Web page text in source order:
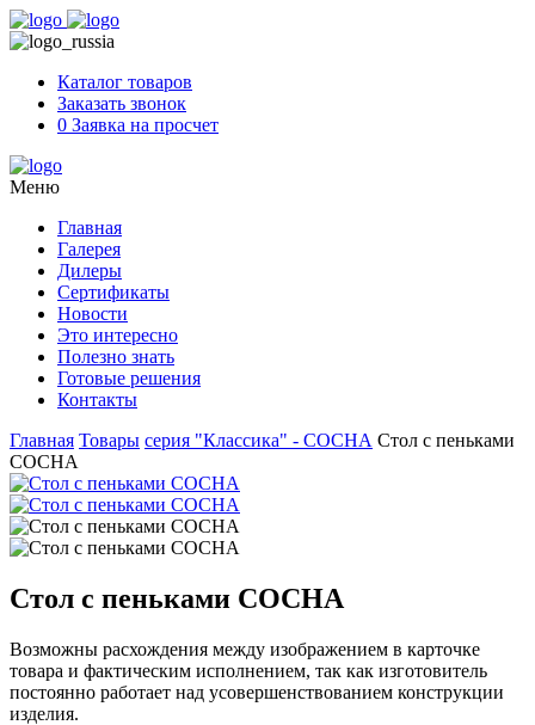
Skip
to
Каталог товаров
Заказать звонок
0 Заявка на просчет
Меню
Главная
Галерея
Дилеры
Сертификаты
Новости
Это интересно
Полезно знать
Готовые решения
Контакты
Главная Товары серия "Классика" - СОСНА Стол с пеньками
СОСНА
Стол с пеньками СОСНА
Возможны расхождения между изображением в карточке
товара и фактическим исполнением, так как изготовитель
постоянно работает над усовершенствованием конструкции
изделия.